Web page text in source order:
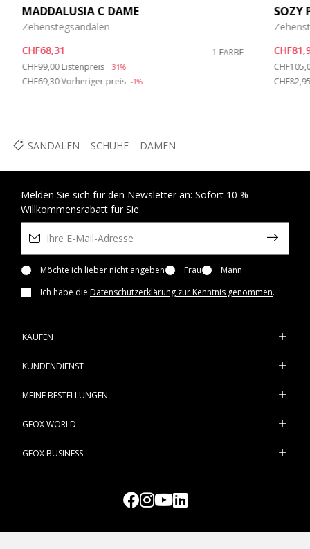
SANDALEN SCHUHE DAMEN
MADDALUSIA C DAME
Zehenstegsandalen
CHF68,31
1 FARBE
Price reduced from
CHF99,00to
Listenpreis -31%
CHF69,30Vorheriger preis -1%
SOZY
Price
Melden Sie sich für den Newsletter an: Sofort 10 %
Willkommensrabatt für Sie.
Möchte ich lieber nicht angeben Frau
Mann
Ich habe die Datenschutzerklärung zur Kenntnis genommen.
KAUFEN
KUNDENDIENST
MEINE BESTELLUNGEN
GEOX WORLD
GEOX BUSINESS